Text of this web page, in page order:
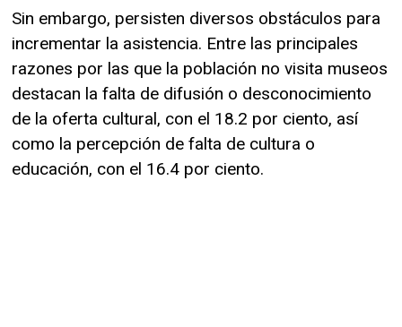
Sin embargo, persisten diversos obstáculos para
incrementar la asistencia. Entre las principales
razones por las que la población no visita museos
destacan la falta de difusión o desconocimiento
de la oferta cultural, con el 18.2 por ciento, así
como la percepción de falta de cultura o
educación, con el 16.4 por ciento.